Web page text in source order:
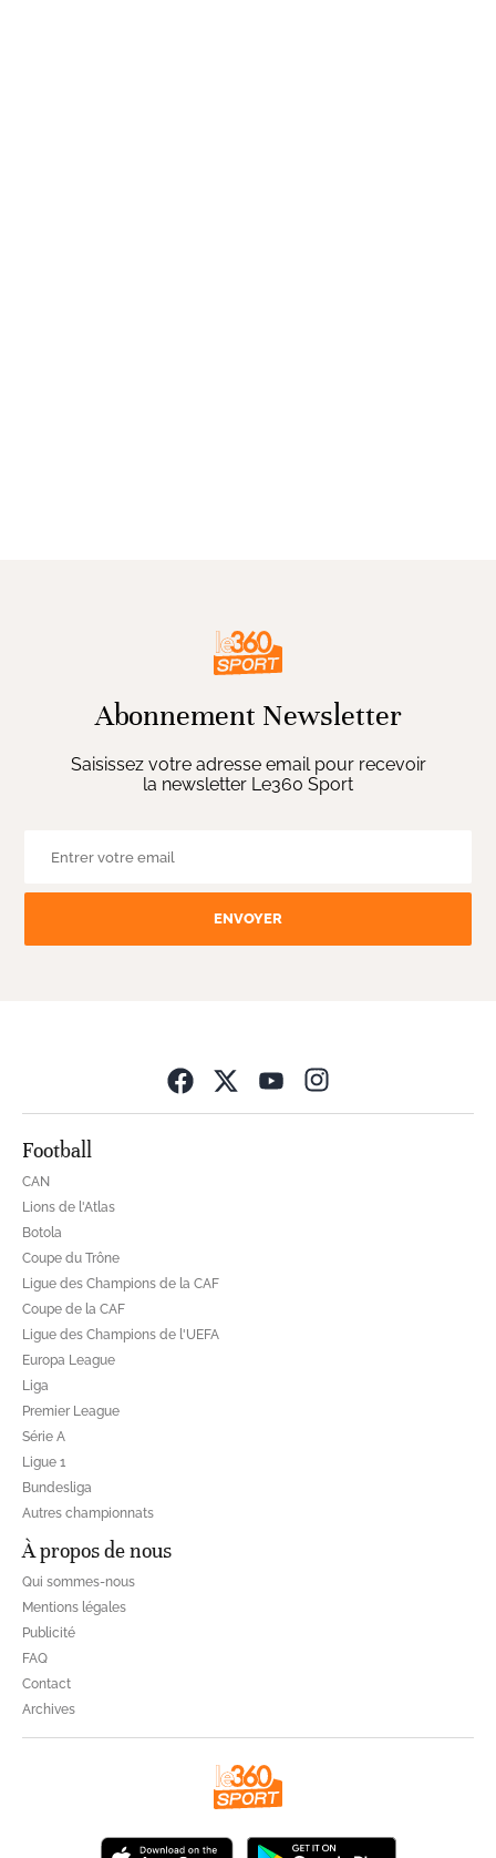
Abonnement Newsletter
Saisissez votre adresse email pour recevoir
la newsletter Le360 Sport
ENVOYER
Football
CAN
Lions de l'Atlas
Botola
Coupe du Trône
Ligue des Champions de la CAF
Coupe de la CAF
Ligue des Champions de l'UEFA
Europa League
Liga
Premier League
Série A
Ligue 1
Bundesliga
Autres championnats
À propos de nous
Qui sommes-nous
Mentions légales
Publicité
FAQ
Contact
Archives